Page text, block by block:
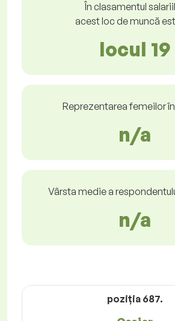
În clasamentul
acest loc de muncă
locul 19
Reprezentarea femeilor
n/a
Vârsta medie a
n/a
poziţia 687.